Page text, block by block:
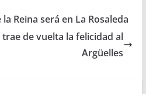
Reina será en La Rosaleda
de vuelta la felicidad al
Argüelles